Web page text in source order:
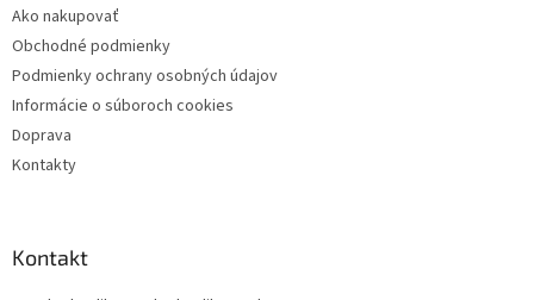
Ako nakupovať
Obchodné podmienky
Podmienky ochrany osobných údajov
Informácie o súboroch cookies
Doprava
Kontakty
Kontakt